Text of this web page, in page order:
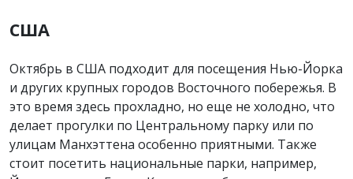
США
Октябрь в США подходит для посещения Нью-Йорка
и других крупных городов Восточного побережья. В
это время здесь прохладно, но еще не холодно, что
делает прогулки по Центральному парку или по
улицам Манхэттена особенно приятными. Также
стоит посетить национальные парки, например,